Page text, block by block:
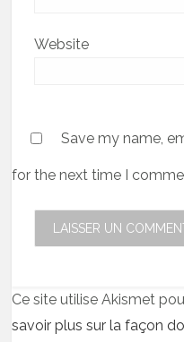
Website
Save my name,
for the next time I
Ce site utilise Akismet
savoir plus sur la façon